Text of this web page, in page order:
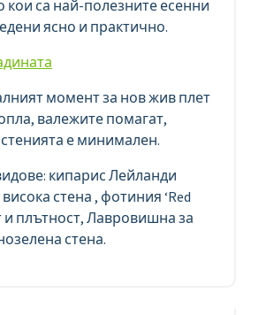
кои са най-полезните есенни
ясно и практично.
момент за нов жив плет
валежите помагат,
е минимален.
кипарис Лейланди
стена , фотиния ‘Red
и плътност, Лавровишна за
стена.